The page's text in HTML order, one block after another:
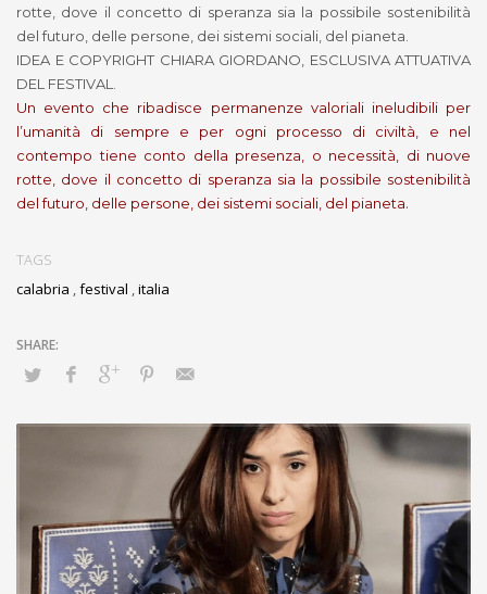
rotte, dove il concetto di speranza sia la possibile sostenibilità
del futuro, delle persone, dei sistemi sociali, del pianeta.
IDEA E COPYRIGHT CHIARA GIORDANO, ESCLUSIVA ATTUATIVA
DEL FESTIVAL.
Un evento che ribadisce permanenze valoriali ineludibili per
l’umanità di sempre e per ogni processo di civiltà, e nel
contempo tiene conto della presenza, o necessità, di nuove
rotte, dove il concetto di speranza sia la possibile sostenibilità
del futuro, delle persone, dei sistemi sociali, del pianeta.
TAGS
calabria ,festival ,italia